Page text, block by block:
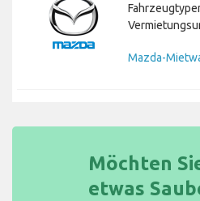
Mazda-
Möchten
etwas